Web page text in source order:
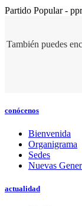
Partido Popular -
También puedes
conócenos
Bienvenida
Organigrama
Sedes
Nuevas
actualidad